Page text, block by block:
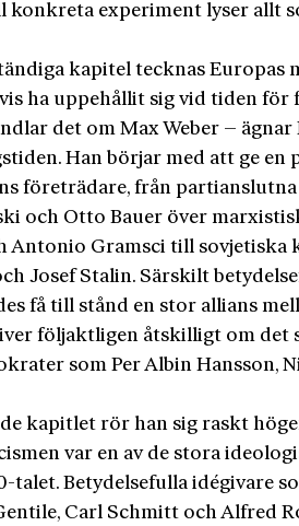
konkreta experiment lyser allt
kapitel tecknas Europas
ha uppehållit sig vid tiden
det om Max Weber –
Han börjar med att ge en
företrädare, från
och Otto Bauer över
Antonio Gramsci till sovjetiska
Josef Stalin. Särskilt
få till stånd en stor allians
följaktligen åtskilligt om det
som Per Albin Hansson,
kapitlet rör han sig raskt
var en av de stora
talet. Betydelsefulla idégivare
Carl Schmitt och Alfred